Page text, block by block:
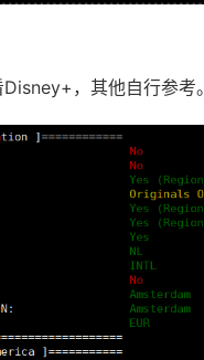
，其他自行参考。